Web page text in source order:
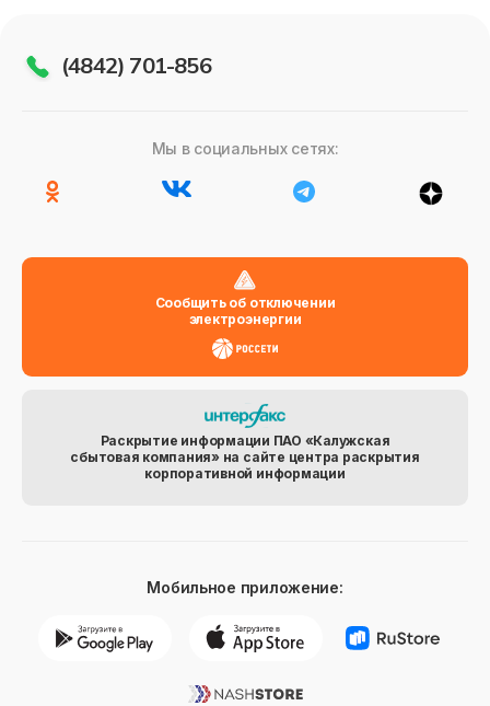
(4842) 701-856
Мы в социальных сетях:
Сообщить об отключении
электроэнергии
Раскрытие информации ПАО «Калужская
сбытовая компания» на сайте центра раскрытия
корпоративной информации
Мобильное приложение: